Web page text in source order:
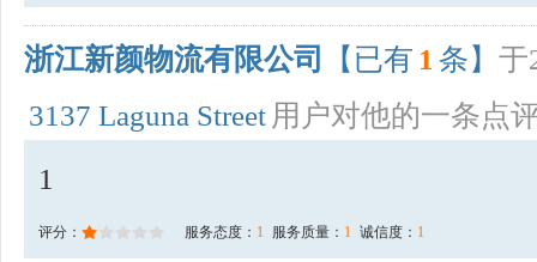
浙江新颜物流有限公司 【已有 1 条】 于
3137 Laguna Street 用户对他的一条点
1
评分： 服务态度： 1 服务质量： 1 诚信度： 1